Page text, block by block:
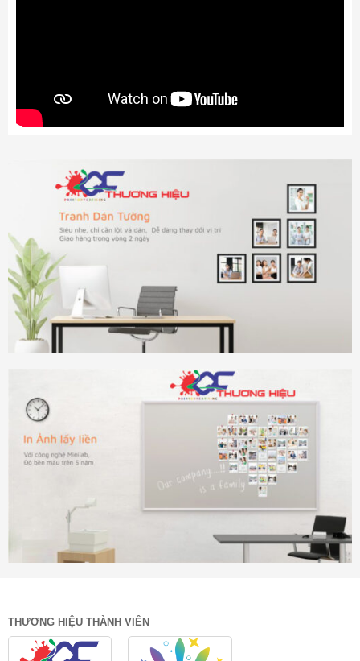
THƯƠNG HIỆU THÀNH VIÊN